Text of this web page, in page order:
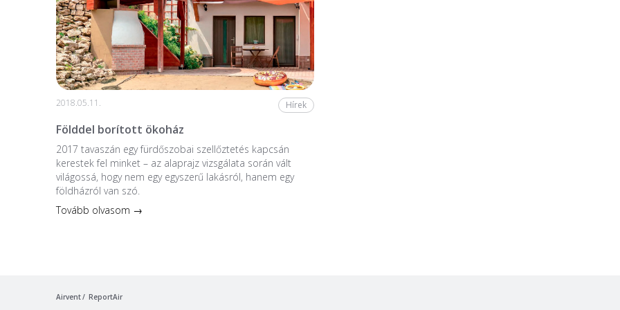
2018.05.11. Hírek
Földdel borított ökoház
2017 tavaszán egy fürdőszobai szellőztetés kapcsán
kerestek fel minket – az alaprajz vizsgálata során vált
világossá, hogy nem egy egyszerű lakásról, hanem egy
földházról van szó.
Tovább olvasom →
Airvent ReportAir